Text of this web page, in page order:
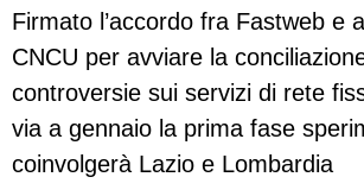
Firmato l’accordo fra Fastweb e
CNCU per avviare la
controversie sui servizi di rete
via a gennaio la prima fase
coinvolgerà Lazio e Lombardia